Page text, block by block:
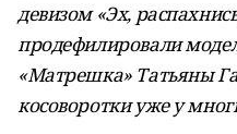
девизом «Эх,
продефилировали
«Матрешка» Татьяны
косоворотки уже у